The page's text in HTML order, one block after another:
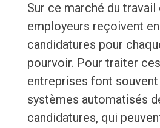
Sur ce marché du
employeurs reçoivent
candidatures pour
pourvoir. Pour traiter
entreprises font souvent
systèmes automatisés
candidatures, qui